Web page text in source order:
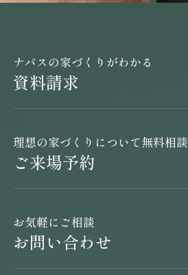
ナパスの家づくりがわかる
資料請求
理想の家づくりについて無料相談
ご来場予約
お気軽にご相談
お問い合わせ